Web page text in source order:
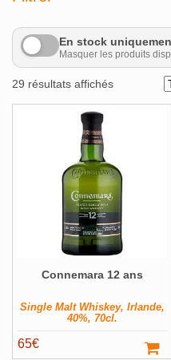
Bouteilles originales
Calendrier de l'avent
Coffrets Cadeau
Magnums et +
Producteur
Volume
Filter
En stock
Masquer les produits
29 résultats affichés
Connemara 12 ans
Single Malt Whiskey, Irlande,
40%, 70cl.
65€